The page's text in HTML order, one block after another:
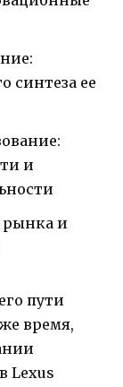
синтеза ее
и
и
пути
время,
Lexus